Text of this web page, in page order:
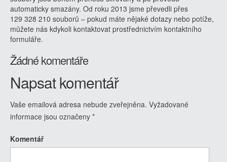
automaticky smazány. Od roku 2013 jsme převedli přes
129 328 210 souborů – pokud máte nějaké dotazy nebo potíže,
můžete nás kdykoli kontaktovat prostřednictvím kontaktního
formuláře.
Žádné komentáře
Napsat komentář
Vaše emailová adresa nebude zveřejněna. Vyžadované
informace jsou označeny *
Komentář